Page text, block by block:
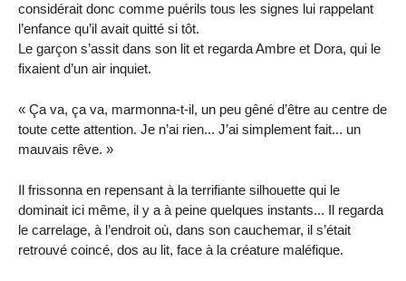
considérait donc comme puérils tous les signes lui rappelant
l’enfance qu’il avait quitté si tôt.
Le garçon s’assit dans son lit et regarda Ambre et Dora, qui le
fixaient d’un air inquiet.
« Ça va, ça va, marmonna-t-il, un peu gêné d’être au centre de
toute cette attention. Je n’ai rien... J’ai simplement fait... un
mauvais rêve. »
Il frissonna en repensant à la terrifiante silhouette qui le
dominait ici même, il y a à peine quelques instants... Il regarda
le carrelage, à l’endroit où, dans son cauchemar, il s’était
retrouvé coincé, dos au lit, face à la créature maléfique.